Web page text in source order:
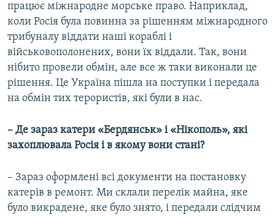
працює міжнародне морське право. Наприклад,
коли Росія була повинна за рішенням міжнародного
трибуналу віддати наші кораблі і
військовополонених, вони їх віддали. Так, вони
нібито провели обмін, але все ж таки виконали це
рішення. Це Україна пішла на поступки і передала
на обмін тих терористів, які були в нас.
– Де зараз катери «Бердянськ» і «Нікополь», які
захоплювала Росія і в якому вони стані?
– Зараз оформлені всі документи на постановку
катерів в ремонт. Ми склали перелік майна, яке
було викрадене, яке було знято, і передали слідчим